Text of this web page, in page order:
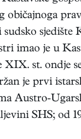
običajnoga
sjedište
imao je u
st. ondje
je prvi
Austro-
SHS; od